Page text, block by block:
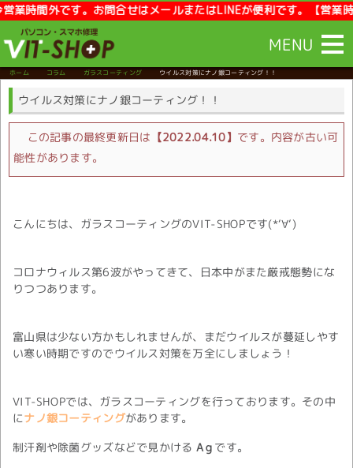
間外です。お問合せはメールまたはLINEが便利です。【営業時
MENU
ホーム コラム ガラスコーティング ウイルス対策にナノ銀コーティング！！
ウイルス対策にナノ銀コーティング！！
この記事の最終更新日は 【2022.04.10】 です。内容が古い可
能性があります。
こんにちは、ガラスコーティングのVIT-SHOPです(*‘∀‘)
コロナウィルス第6波がやってきて、日本中がまた厳戒態勢にな
りつつあります。
富山県は少ない方かもしれませんが、まだウイルスが蔓延しやす
い寒い時期ですのでウイルス対策を万全にしましょう！
VIT-SHOPでは、ガラスコーティングを行っております。その中
にナノ銀コーティングがあります。
制汗剤や除菌グッズなどで見かける Aｇ です。